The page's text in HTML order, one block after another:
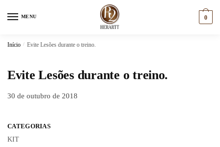
MENU 0
Início / Evite Lesões durante o treino.
Evite Lesões durante o treino.
30 de outubro de 2018
CATEGORIAS
KIT